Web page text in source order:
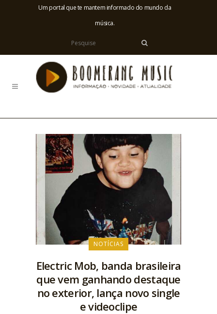
Um portal que te mantem informado do mundo da
música.
NOTÍCIAS
Electric Mob, banda brasileira
que vem ganhando destaque
no exterior, lança novo single
e videoclipe